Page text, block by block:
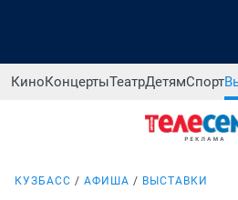
КиноКонцертыТеатрДетямСпорт
КУЗБАСС АФИША ВЫСТАВКИ